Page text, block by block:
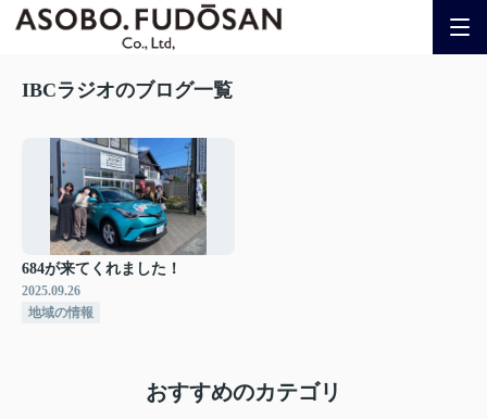
IBCラジオのブログ一覧
684が来てくれました！
2025.09.26
地域の情報
おすすめのカテゴリ